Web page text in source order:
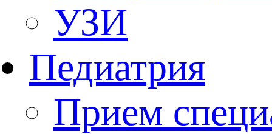
УЗИ
Педиатрия
Прием